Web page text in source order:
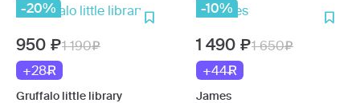
-20%
950
1 190
+28
Gruffalo little library
-10%
1 490
1 650
+44
James